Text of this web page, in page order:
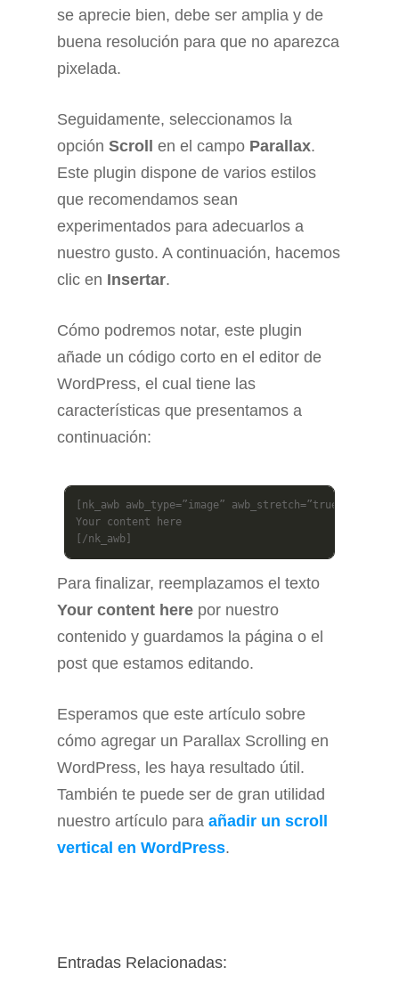
se aprecie bien, debe ser amplia y de
buena resolución para que no aparezca
pixelada.
Seguidamente, seleccionamos la
opción Scroll en el campo Parallax.
Este plugin dispone de varios estilos
que recomendamos sean
experimentados para adecuarlos a
nuestro gusto. A continuación, hacemos
clic en Insertar.
Cómo podremos notar, este plugin
añade un código corto en el editor de
WordPress, el cual tiene las
características que presentamos a
continuación:
[nk_awb awb_type=”image” awb_stretch=”true”
Your content here
[/nk_awb]
Para finalizar, reemplazamos el texto
Your content here por nuestro
contenido y guardamos la página o el
post que estamos editando.
Esperamos que este artículo sobre
cómo agregar un Parallax Scrolling en
WordPress, les haya resultado útil.
También te puede ser de gran utilidad
nuestro artículo para añadir un scroll
vertical en WordPress.
Entradas Relacionadas: